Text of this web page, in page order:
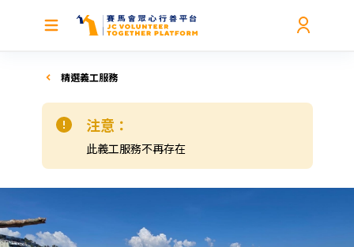
精選義工服務
注意：
此義工服務不再存在